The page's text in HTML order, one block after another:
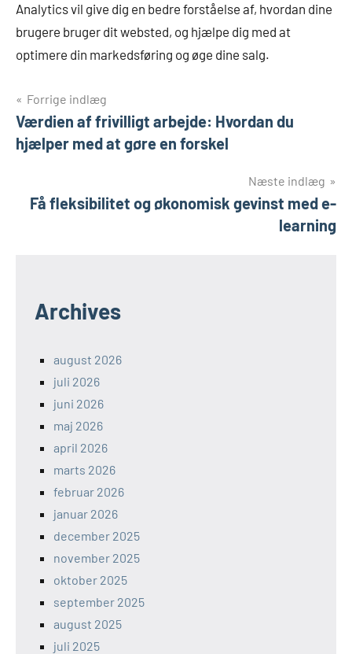
Analytics vil give dig en bedre forståelse af, hvordan dine
brugere bruger dit websted, og hjælpe dig med at
optimere din markedsføring og øge dine salg.
Indlægsnavigation
Forrige indlæg
Værdien af frivilligt arbejde: Hvordan du
hjælper med at gøre en forskel
Næste indlæg
Få fleksibilitet og økonomisk gevinst med e-
learning
Archives
august 2026
juli 2026
juni 2026
maj 2026
april 2026
marts 2026
februar 2026
januar 2026
december 2025
november 2025
oktober 2025
september 2025
august 2025
juli 2025